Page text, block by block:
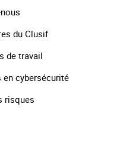
du Clusif
de travail
cybersécurité
risques